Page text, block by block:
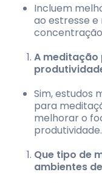
Incluem
ao estresse
A meditação
Sim, estudos
para
melhorar o
produtividade.
Que tipo de
ambientes